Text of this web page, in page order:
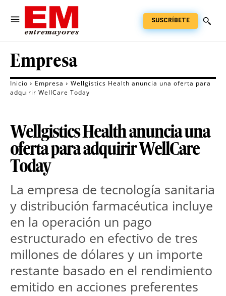
SUSCRÍBETE
Empresa
Inicio Empresa
Wellgistics Health anuncia una oferta para
adquirir WellCare Today
Wellgistics Health anuncia una
oferta para adquirir WellCare
Today
La empresa de tecnología sanitaria
y distribución farmacéutica incluye
en la operación un pago
estructurado en efectivo de tres
millones de dólares y un importe
restante basado en el rendimiento
emitido en acciones preferentes